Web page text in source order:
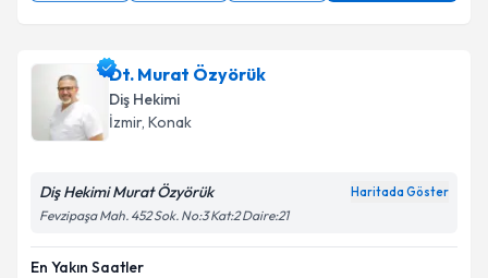
Dt. Murat Özyörük
Diş Hekimi
İzmir, Konak
Diş Hekimi Murat Özyörük Haritada Göster
Fevzipaşa Mah. 452 Sok. No:3 Kat:2 Daire:21
En Yakın Saatler